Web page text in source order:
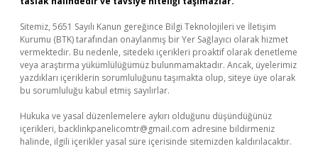
Sitemiz, 5651 Sayılı Kanun gereğince Bilgi Teknolojileri ve İletişim
Kurumu (BTK) tarafından onaylanmış bir Yer Sağlayıcı olarak hizmet
vermektedir. Bu nedenle, sitedeki içerikleri proaktif olarak denetleme
veya araştırma yükümlülüğümüz bulunmamaktadır. Ancak, üyelerimiz
yazdıkları içeriklerin sorumluluğunu taşımakta olup, siteye üye olarak
bu sorumluluğu kabul etmiş sayılırlar.
Hukuka ve yasal düzenlemelere aykırı olduğunu düşündüğünüz
içerikleri, backlinkpanelicomtr@gmail.com adresine bildirmeniz
halinde, ilgili içerikler yasal süre içerisinde sitemizden kaldırılacaktır.